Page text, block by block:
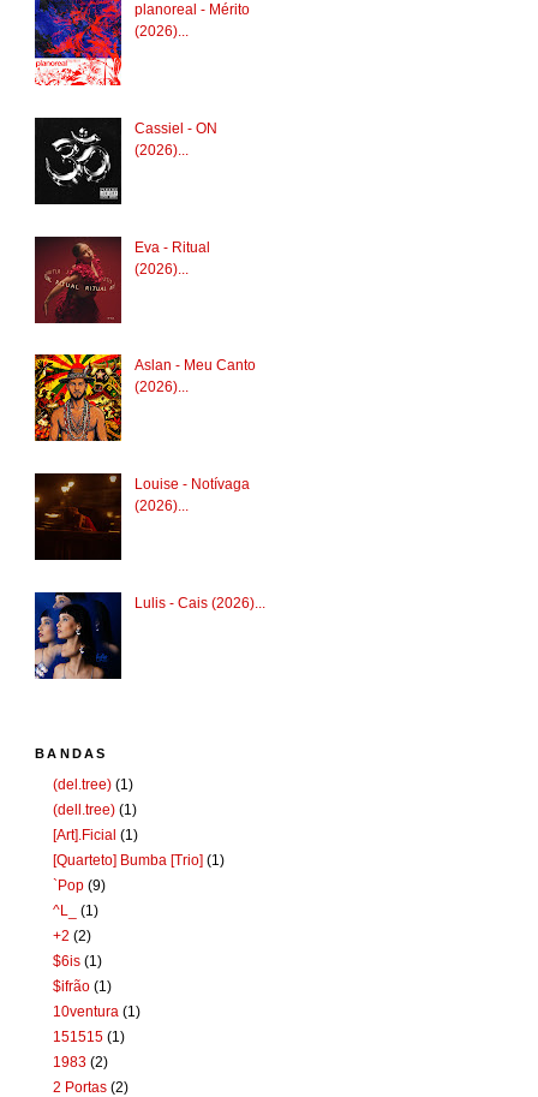
planoreal - Mérito
(2026)...
Cassiel - ON
(2026)...
Eva - Ritual
(2026)...
Aslan - Meu Canto
(2026)...
Louise - Notívaga
(2026)...
Lulis - Cais (2026)...
BANDAS
(del.tree) (1)
(dell.tree) (1)
[Art].Ficial (1)
[Quarteto] Bumba [Trio] (1)
`Pop (9)
^L_
(1)
+2 (2)
$6is (1)
$ifrão (1)
10ventura (1)
151515 (1)
1983 (2)
2 Portas (2)